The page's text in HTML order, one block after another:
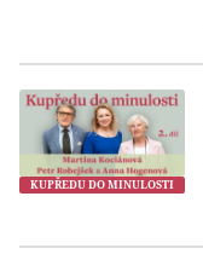
KUPŘEDU DO MINULOSTI